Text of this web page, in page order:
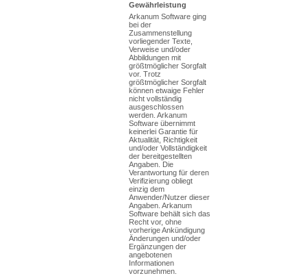
Gewährleistung
Arkanum Software ging
bei der
Zusammenstellung
vorliegender Texte,
Verweise und/oder
Abbildungen mit
größtmöglicher Sorgfalt
vor. Trotz
größtmöglicher Sorgfalt
können etwaige Fehler
nicht vollständig
ausgeschlossen
werden. Arkanum
Software übernimmt
keinerlei Garantie für
Aktualität, Richtigkeit
und/oder Vollständigkeit
der bereitgestellten
Angaben. Die
Verantwortung für deren
Verifizierung obliegt
einzig dem
Anwender/Nutzer dieser
Angaben. Arkanum
Software behält sich das
Recht vor, ohne
vorherige Ankündigung
Änderungen und/oder
Ergänzungen der
angebotenen
Informationen
vorzunehmen.